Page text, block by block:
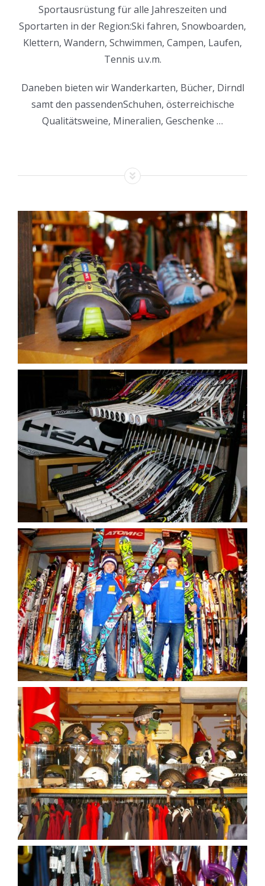
Sportausrüstung für alle Jahreszeiten und
Sportarten in der Region:Ski fahren, Snowboarden,
Klettern, Wandern, Schwimmen, Campen, Laufen,
Tennis u.v.m.
Daneben bieten wir Wanderkarten, Bücher, Dirndl
samt den passendenSchuhen, österreichische
Qualitätsweine, Mineralien, Geschenke …